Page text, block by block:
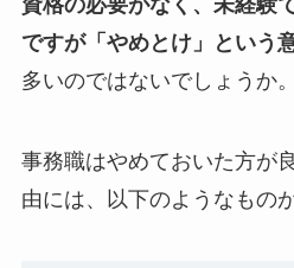
資格の必要がなく、未経験
ですが「やめとけ」という
多いのではないでしょうか。
事務職はやめておいた方が
由には、以下のようなもの